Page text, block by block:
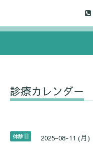
診療カレンダー
休診日 2025-08-11 (月)